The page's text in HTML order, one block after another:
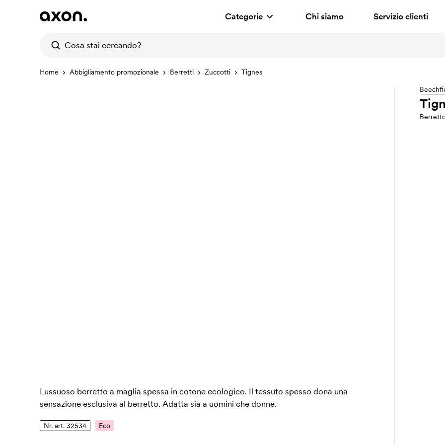
Categorie Chi siamo Servizio clienti
Home Abbigliamento promozionale Berretti Zuccotti
Tignes
Lussuoso berretto a maglia spessa in cotone ecologico. Il tessuto spesso dona una
sensazione esclusiva al berretto. Adatta sia a uomini che donne.
Nr. art. 32534 Eco